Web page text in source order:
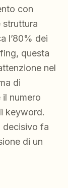
con
struttura
l’80% dei
questa
nel
di
numero
keyword.
decisivo fa
di un